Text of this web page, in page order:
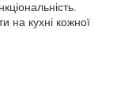
на кухні кожної